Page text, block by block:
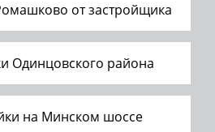
от застройщика
Одинцовского района
на Минском шоссе